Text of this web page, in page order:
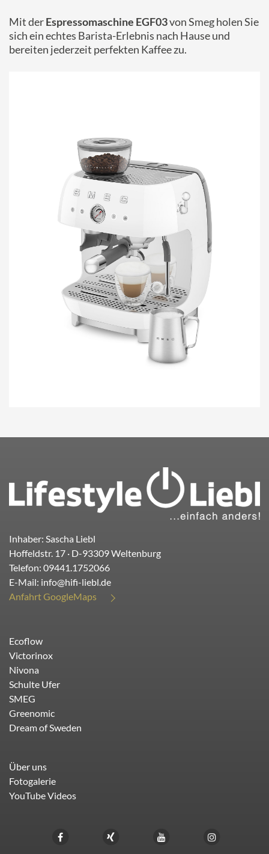
Mit derEspressomaschine EGF03von Smeg holen Sie
sich ein echtes Barista-Erlebnis nach Hause und
bereiten jederzeit perfekten Kaffee zu.
Inhaber: Sascha Liebl
Hoffeldstr. 17 · D-93309Weltenburg
Telefon: 09441.1752066
E-Mail: info@hifi-liebl.de
Anfahrt GoogleMaps
Ecoflow
Victorinox
Nivona
Schulte Ufer
SMEG
Greenomic
Dream of Sweden
Über uns
Fotogalerie
YouTube Videos